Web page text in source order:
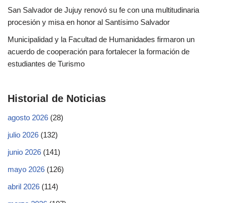
San Salvador de Jujuy renovó su fe con una multitudinaria
procesión y misa en honor al Santísimo Salvador
Municipalidad y la Facultad de Humanidades firmaron un
acuerdo de cooperación para fortalecer la formación de
estudiantes de Turismo
Historial de Noticias
agosto 2026 (28)
julio 2026 (132)
junio 2026 (141)
mayo 2026 (126)
abril 2026 (114)